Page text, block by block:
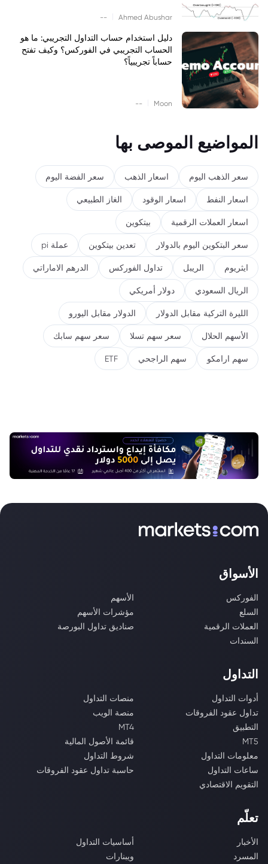
Ahmed Abushar
--
دليل استخدام حساب التداول التجريبي: ما هو
الحساب التجريبي في الفوركس؟ وكيف تفتح
حساباً تجريبياً؟
Moon
--
المواضيع الموصى بها
سعر الذهب اليوم اسعار الذهب سعر الفضة اليوم
اسعار النفط اسعار الوقود الغاز الطبيعي
اسعار العملات الرقمية بيتكوين
سعر البتكوين اليوم بالدولار تعدين بيتكوين عملة pi
ايثريوم الريبل تداول الفوركس الدرهم الاماراتي
الريال السعودي دولار أمريكي
الليرة التركية مقابل الدولار الدولار مقابل اليورو
الأسهم الحلال سعر سهم تسلا سعر سهم سابك
سهم ارامكو سهم الراجحي ETF
الأسواق
الفوركس
الأسهم
السلع
مؤشرات الأسهم
العملات الرقمية
صناديق تداول البورصة
السندات
التداول
أدوات التداول
منصات التداول
تداول عقود الفروقات
منصة الويب
التطبيق
MT4
MT5
قائمة الأصول المالية
معلومات التداول
شروط التداول
ساعات التداول
حاسبة تداول عقود الفروقات
التقويم الاقتصادي
تعلّم
الأخبار
أساسيات التداول
المسرد
ويبنارات